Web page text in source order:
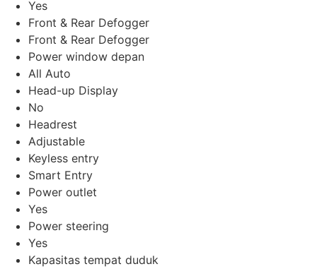
Yes
Front & Rear Defogger
Front & Rear Defogger
Power window depan
All Auto
Head-up Display
No
Headrest
Adjustable
Keyless entry
Smart Entry
Power outlet
Yes
Power steering
Yes
Kapasitas tempat duduk